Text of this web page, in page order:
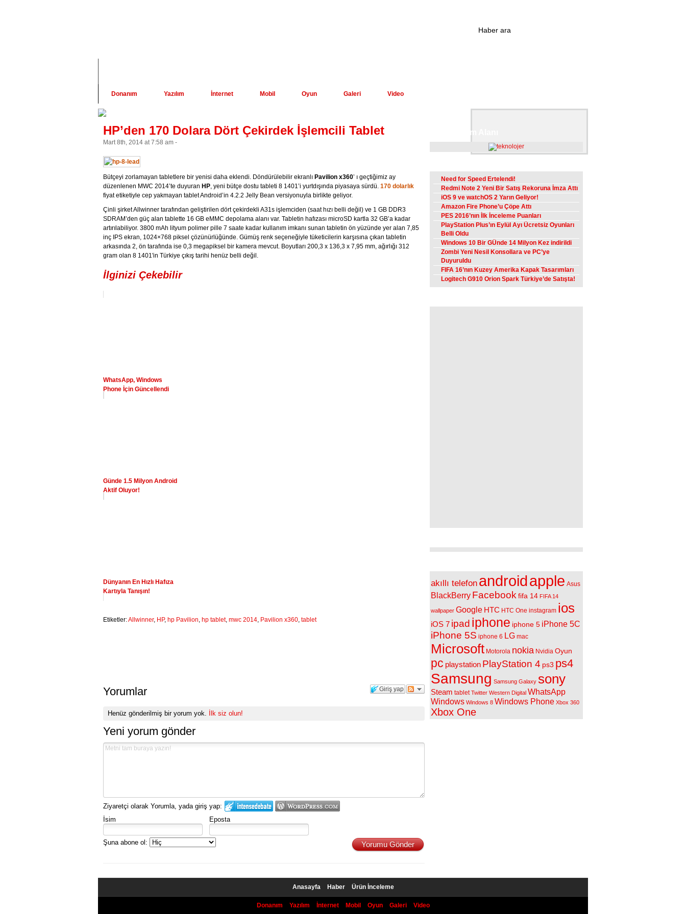
Donanım Yazılım İnternet Mobil Oyun Galeri Video
HP’den 170 Dolara Dört Çekirdek İşlemcili Tablet
Mart 8th, 2014 at 7:58 am -
Bütçeyi zorlamayan tabletlere bir yenisi daha eklendi. Döndürülebilir ekranlı Pavilion x360’ ı geçtiğimiz ay
düzenlenen MWC 2014’te duyuran HP, yeni bütçe dostu tableti 8 1401’i yurtdışında piyasaya sürdü. 170 dolarlık
fiyat etiketiyle cep yakmayan tablet Android’in 4.2.2 Jelly Bean versiyonuyla birlikte geliyor.
Çinli şirket Allwinner tarafından geliştirilen dört çekirdekli A31s işlemciden (saat hızı belli değil) ve 1 GB DDR3
SDRAM’den güç alan tablette 16 GB eMMC depolama alanı var. Tabletin hafızası microSD kartla 32 GB’a kadar
artırılabiliyor. 3800 mAh lityum polimer pille 7 saate kadar kullanım imkanı sunan tabletin ön yüzünde yer alan 7,85
inç IPS ekran, 1024×768 piksel çözünürlüğünde. Gümüş renk seçeneğiyle tüketicilerin karşısına çıkan tabletin
arkasında 2, ön tarafında ise 0,3 megapiksel bir kamera mevcut. Boyutları 200,3 x 136,3 x 7,95 mm, ağırlığı 312
gram olan 8 1401′in Türkiye çıkış tarihi henüz belli değil.
İlginizi Çekebilir
WhatsApp, Windows
Phone İçin Güncellendi
Günde 1.5 Milyon Android
Aktif Oluyor!
Dünyanın En Hızlı Hafıza
Kartıyla Tanışın!
Etiketler:Allwinner, HP, hp Pavilion, hp tablet, mwc 2014, Pavilion x360, tablet
Giriş yap
Yorumlar
Henüz gönderilmiş bir yorum yok. İlk siz olun!
Yeni yorum gönder
Ziyaretçi olarak Yorumla, yada giriş yap:
İsim
Eposta
Yorumu Gönder
Şuna abone ol:
Reklam Alanı
Need for Speed Ertelendi!
Redmi Note 2 Yeni Bir Satış Rekoruna İmza Attı
iOS 9 ve watchOS 2 Yarın Geliyor!
Amazon Fire Phone’u Çöpe Attı
PES 2016’nın İlk İnceleme Puanları
PlayStation Plus’ın Eylül Ayı Ücretsiz Oyunları
Belli Oldu
Windows 10 Bir GÜnde 14 Milyon Kez indirildi
Zombi Yeni Nesil Konsollara ve PC’ye
Duyuruldu
FIFA 16’nın Kuzey Amerika Kapak Tasarımları
Logitech G910 Orion Spark Türkiye’de Satışta!
akıllı telefon androidapple Asus
BlackBerry Facebook fifa 14 FIFA 14
wallpaper Google HTC HTC One instagram ios
iOS 7 ipad iphone iphone 5 iPhone 5C
iPhone 5S iphone 6 LG mac
Microsoft Motorola nokia Nvidia Oyun
pc playstation PlayStation 4 ps3 ps4
Samsung Samsung Galaxy sony
Steam tablet Twitter Western Digital WhatsApp
Windows Windows 8 Windows Phone Xbox 360
Xbox One
Anasayfa Haber Ürün İnceleme
Donanım Yazılım İnternet Mobil Oyun Galeri Video